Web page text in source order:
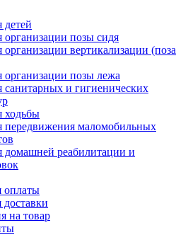
позы сидя
вертикализации (поза
позы лежа
и гигиенических
ходьбы
передвижения маломобильных
домашней реабилитации и
оплаты
доставки
на товар